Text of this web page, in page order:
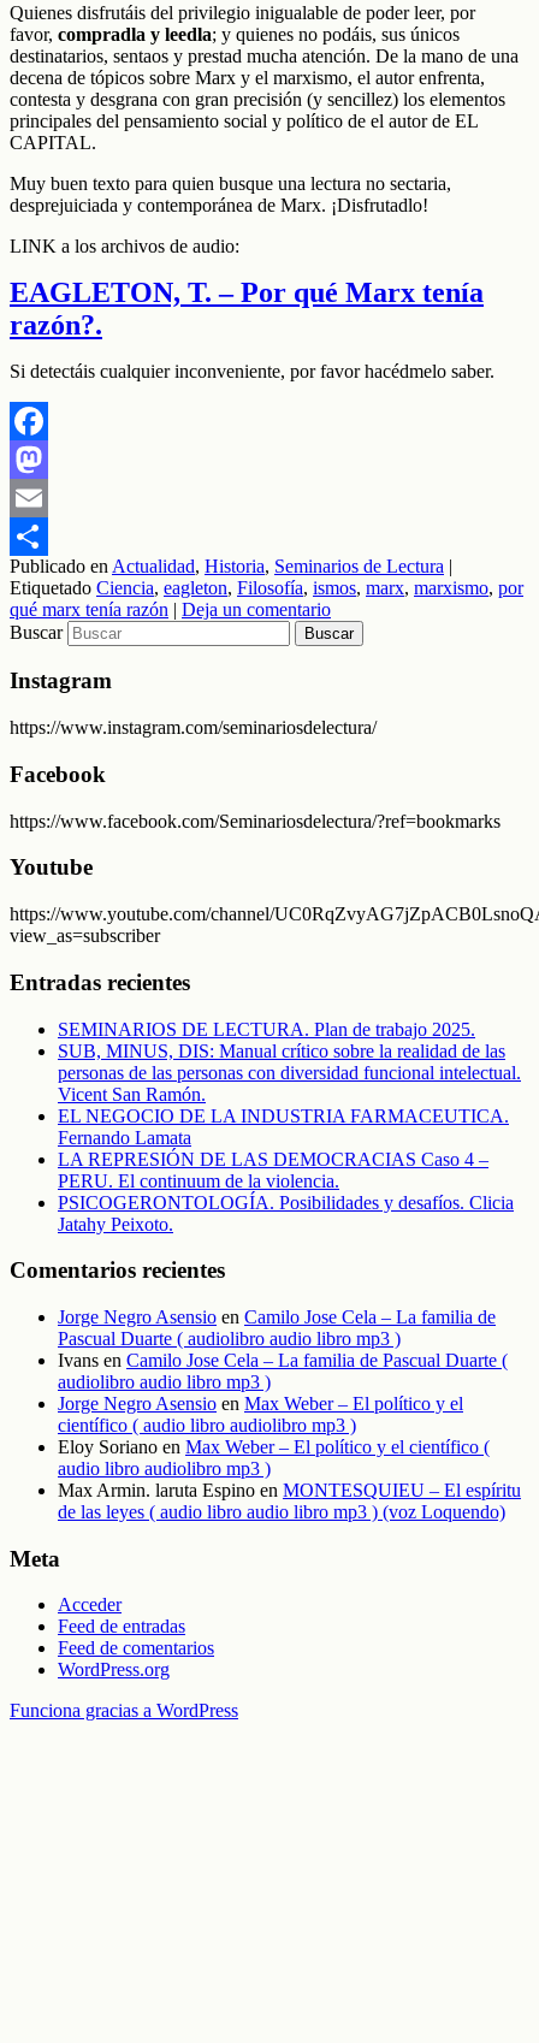
Quienes disfrutáis del privilegio inigualable de poder leer, por
favor, compradla y leedla; y quienes no podáis, sus únicos
destinatarios, sentaos y prestad mucha atención. De la mano de una
decena de tópicos sobre Marx y el marxismo, el autor enfrenta,
contesta y desgrana con gran precisión (y sencillez) los elementos
principales del pensamiento social y político de el autor de EL
CAPITAL.
Muy buen texto para quien busque una lectura no sectaria,
desprejuiciada y contemporánea de Marx. ¡Disfrutadlo!
LINK a los archivos de audio:
EAGLETON, T. – Por qué Marx tenía
razón?.
Si detectáis cualquier inconveniente, por favor hacédmelo saber.
Facebook
Mastodon
Email
Compartir
Publicado en Actualidad, Historia, Seminarios de Lectura |
Etiquetado Ciencia, eagleton, Filosofía, ismos, marx, marxismo, por
qué marx tenía razón | Deja un comentario
Buscar
Instagram
https://www.instagram.com/seminariosdelectura/
Facebook
https://www.facebook.com/Seminariosdelectura/?ref=bookmarks
Youtube
https://www.youtube.com/channel/
view_as=subscriber
Entradas recientes
SEMINARIOS DE LECTURA. Plan de trabajo 2025.
SUB, MINUS, DIS: Manual crítico sobre la realidad de las
personas de las personas con diversidad funcional intelectual.
Vicent San Ramón.
EL NEGOCIO DE LA INDUSTRIA FARMACEUTICA.
Fernando Lamata
LA REPRESIÓN DE LAS DEMOCRACIAS Caso 4 –
PERU. El continuum de la violencia.
PSICOGERONTOLOGÍA. Posibilidades y desafíos. Clicia
Jatahy Peixoto.
Comentarios recientes
Jorge Negro Asensio en Camilo Jose Cela – La familia de
Pascual Duarte ( audiolibro audio libro mp3 )
Ivans en Camilo Jose Cela – La familia de Pascual Duarte (
audiolibro audio libro mp3 )
Jorge Negro Asensio en Max Weber – El político y el
científico ( audio libro audiolibro mp3 )
Eloy Soriano en Max Weber – El político y el científico (
audio libro audiolibro mp3 )
Max Armin. laruta Espino en MONTESQUIEU – El espíritu
de las leyes ( audio libro audio libro mp3 ) (voz Loquendo)
Meta
Acceder
Feed de entradas
Feed de comentarios
WordPress.org
Funciona gracias a WordPress